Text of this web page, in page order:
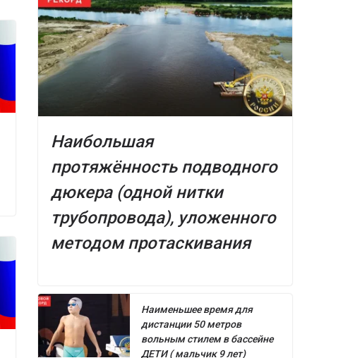
Наибольшая
протяжённость подводного
дюкера (одной нитки
трубопровода), уложенного
методом протаскивания
Наименьшее время для
дистанции 50 метров
вольным стилем в бассейне
ДЕТИ ( мальчик 9 лет)